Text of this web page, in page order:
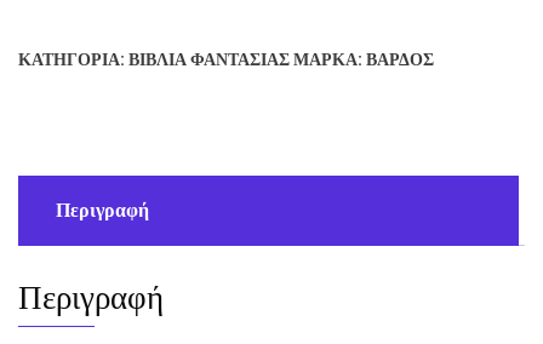
-
ΚΑΤΗΓΟΡΊΑ: ΒΙΒΛΊΑ ΦΑΝΤΑΣΊΑΣΜΆΡΚΑ: ΒΆΡΔΟΣ
Περιγραφή
Περιγραφή